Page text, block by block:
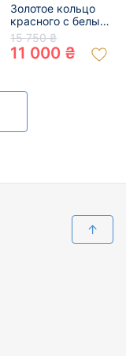
Золотое кольцо
красного с белым
цвета с цирконом
01-200159340
15 750 ₴
11 000 ₴
↑